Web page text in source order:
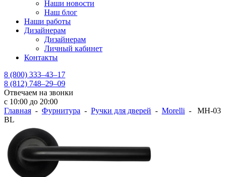
Наши новости
Наш блог
Наши работы
Дизайнерам
Дизайнерам
Личный кабинет
Контакты
8 (800) 333–43–17
8 (812) 748–29–09
Отвечаем на звонки
с 10:00 до 20:00
Главная - Фурнитура - Ручки для дверей - Morelli - MH-03
BL